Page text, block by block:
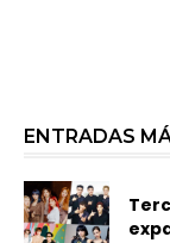
ENTRADAS